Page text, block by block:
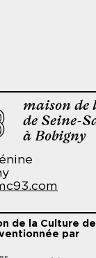
maison de
de Seine-
à Bobigny
de la Culture
par